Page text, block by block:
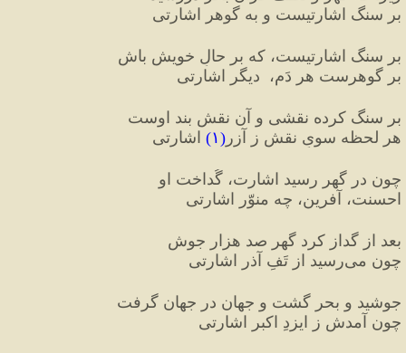
بر سنگ اشارتیست و به گوهر اشارتی
بر سنگ اشارتیست، که بر حالِ خویش باش
بر گوهرست هر دَم،  دیگر اشارتی
بر سنگ کرده نقشی و آن نقش بند اوست
هر لحظه سویِ نقش ز آزر (۱) اشارتی
چون در گهر رسید اشارت، گُداخت او
احسنت، آفرین، چه منوّر اشارتی
بعد از گداز کرد گهر صد هزار جوش
چون میرسید از تَفِ آذر اشارتی
جوشید و بحر گشت و جهان در جهان گرفت
چون آمدش ز ایزدِ اکبر اشارتی